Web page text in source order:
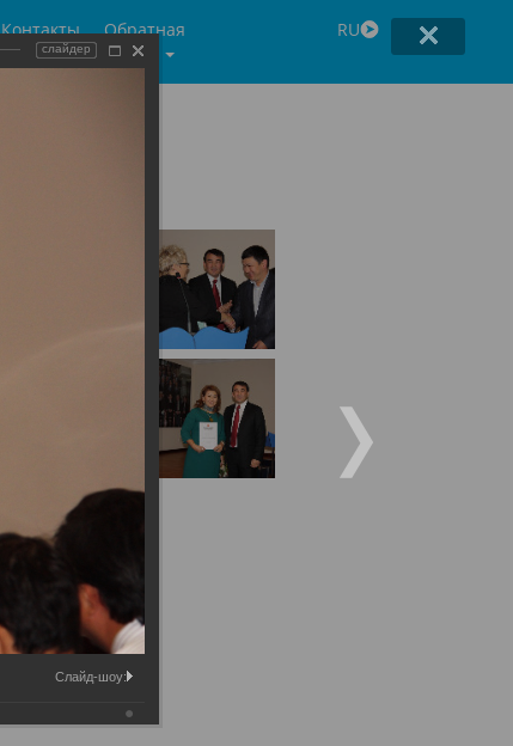
Контакты
Обратная
связь
RU
слайдер
Слайд-шоу: